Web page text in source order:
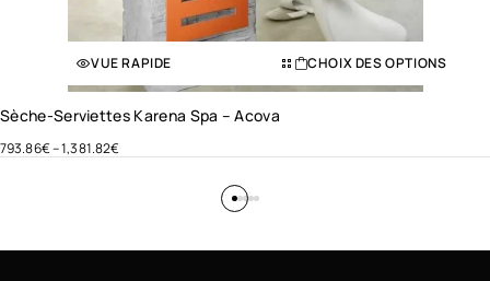
VUE RAPIDE CHOIX DES OPTIONS
Sèche-Serviettes Karena Spa – Acova
793.86€–1,381.82€